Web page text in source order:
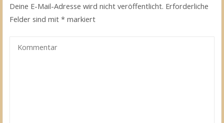
Deine E-Mail-Adresse wird nicht veröffentlicht. Erforderliche
Felder sind mit* markiert